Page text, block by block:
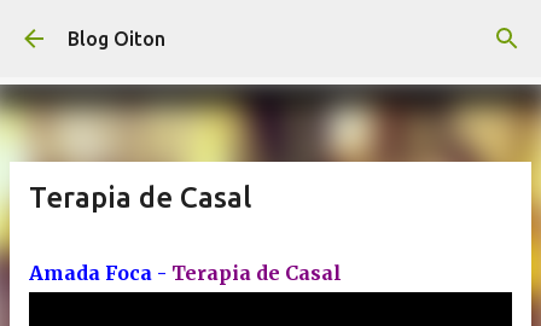
Pular para o conteúdo principal
Blog Oiton
Terapia de Casal
Amada Foca - Terapia de Casal